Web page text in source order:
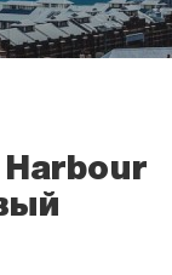
Harbour